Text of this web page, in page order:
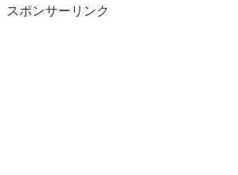
スポンサーリンク